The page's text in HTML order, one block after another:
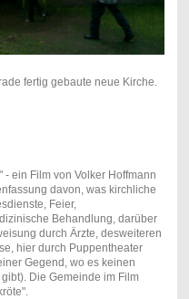
fertig gebaute neue Kirche.
ein Film von Volker Hoffmann
davon, was kirchliche
Feier,
Behandlung, darüber
durch Ärzte, desweiteren
hier durch Puppentheater
Gegend, wo es keinen
Die Gemeinde im Film